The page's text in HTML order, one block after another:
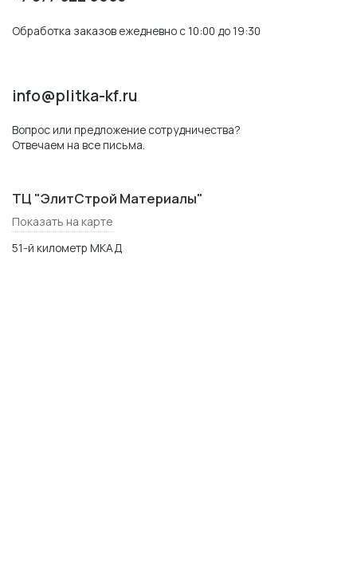
Обработка заказов ежедневно с 10:00 до 19:30
info@plitka-kf.ru
Вопрос или предложение сотрудничества?
Отвечаем на все письма.
ТЦ "ЭлитСтрой Материалы"
Показать на карте
51-й километр МКАД